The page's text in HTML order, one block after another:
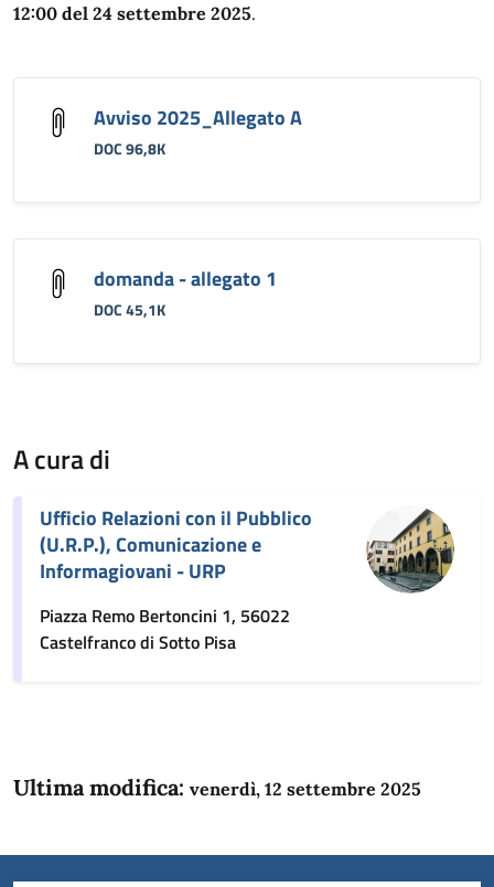
12:00 del 24 settembre 2025.
Avviso 2025_Allegato A
DOC 96,8K
domanda - allegato 1
DOC 45,1K
A cura di
Ufficio Relazioni con il Pubblico
(U.R.P.), Comunicazione e
Informagiovani - URP
Piazza Remo Bertoncini 1, 56022
Castelfranco di Sotto Pisa
Ultima modifica: venerdì, 12 settembre 2025